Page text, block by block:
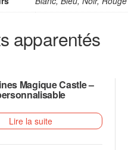
apparentés
Magique Castle –
Lire la suite